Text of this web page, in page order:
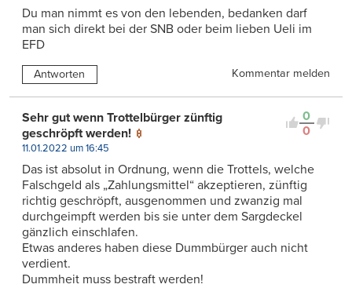
Du man nimmt es von den lebenden, bedanken darf
man sich direkt bei der SNB oder beim lieben Ueli im
EFD
Antworten Kommentar melden
0
0
Sehr gut wenn Trottelbürger zünftig
geschröpft werden!
11.01.2022 um 16:45
Das ist absolut in Ordnung, wenn die Trottels, welche
Falschgeld als „Zahlungsmittel“ akzeptieren, zünftig
richtig geschröpft, ausgenommen und zwanzig mal
durchgeimpft werden bis sie unter dem Sargdeckel
gänzlich einschlafen.
Etwas anderes haben diese Dummbürger auch nicht
verdient.
Dummheit muss bestraft werden!